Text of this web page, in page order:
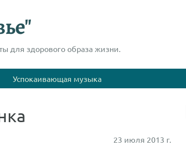
для здорового образа жизни.
Успокаивающая музыка
23 июля 2013 г.